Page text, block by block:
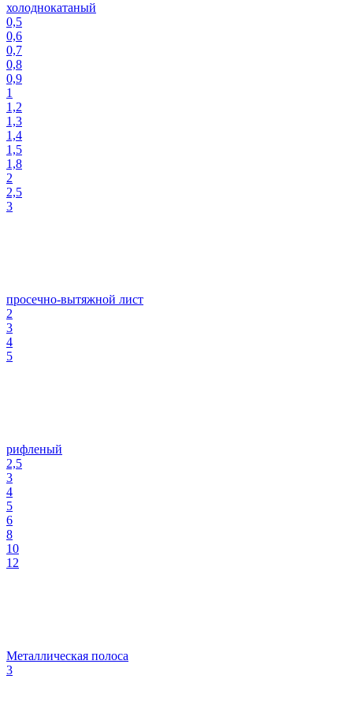
холоднокатаный
0,5
0,6
0,7
0,8
0,9
1
1,2
1,3
1,4
1,5
1,8
2
2,5
3
просечно-вытяжной лист
2
3
4
5
рифленый
2,5
3
4
5
6
8
10
12
Металлическая полоса
3